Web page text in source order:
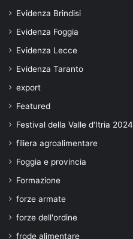
Evidenza Brindisi
Evidenza Foggia
Evidenza Lecce
Evidenza Taranto
export
Featured
Festival della Valle d'Itria 2024
filiera agroalimentare
Foggia e provincia
Formazione
forze armate
forze dell'ordine
frode alimentare